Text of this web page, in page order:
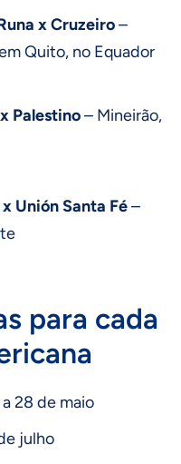
x Cruzeiro–
Quito, no Equador
Palestino– Mineirão,
Unión Santa Fé–
para cada
28 de maio
julho